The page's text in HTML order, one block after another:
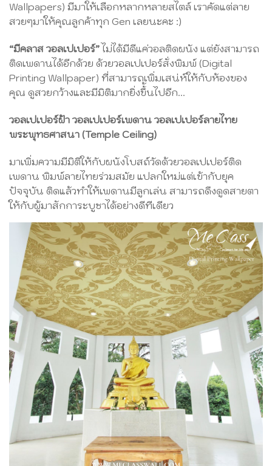
Wallpapers) มีมาให้เลือกหลากหลายสไตล์ เราคัดแต่ลาย
สวยๆมาให้คุณลูกค้าทุก Gen เลยนะคะ :)
“มีคลาส วอลเปเปอร์” ไม่ได้มีดีแค่วอลติดผนัง แต่ยังสามารถ
ติดเพดานได้อีกด้วย ด้วยวอลเปเปอร์สั่งพิมพ์ (Digital
Printing Wallpaper) ที่สามารถเพิ่มเสน่ห์ให้กับห้องของ
คุณ ดูสวยกว้างและมีมิติมากยิ่งขึ้้นไปอีก...
วอลเปเปอร์ฝ้า วอลเปเปอร์เพดาน วอลเปเปอร์ลายไทย
พระพุทธศาสนา (Temple Ceiling)
มาเพิ่มความมีมิติให้กับผนังโบสถ์วัดด้วยวอลเปเปอร์ติด
เพดาน พิมพ์ลายไทยร่วมสมัย แปลกใหม่แต่เข้ากับยุค
ปัจจุบัน ติดแล้วทำให้เพดานมีลูกเล่น สามารถดึงดูดสายตา
ให้กับผู้มาสักการะบูชาได้อย่างดีทีเดียว